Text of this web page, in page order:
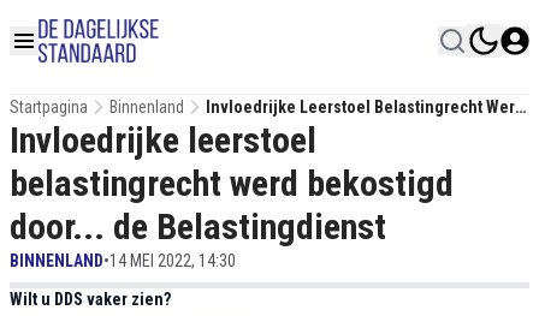
Startpagina Binnenland
Invloedrijke Leerstoel Belastingrecht Werd
Bekostigd Door... De Belastingdienst
Invloedrijke leerstoel
belastingrecht werd bekostigd
door... de Belastingdienst
BINNENLAND•14 MEI 2022, 14:30
Wilt u DDS vaker zien?